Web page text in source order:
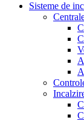
Sisteme de